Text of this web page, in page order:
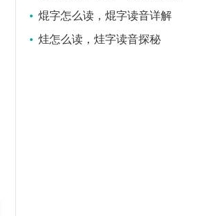
焜字怎么读，焜字读音详解
烓怎么读，烓字读音探秘